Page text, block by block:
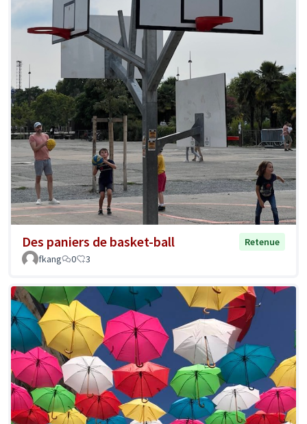
Des paniers de basket-ball
Retenue
fkang
0 3